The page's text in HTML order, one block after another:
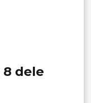
dele